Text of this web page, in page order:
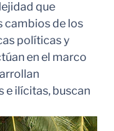
que
cambios de los
políticas y
en el marco
e ilícitas, buscan